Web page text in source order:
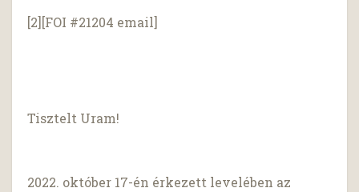
[2][FOI #21204 email]
Tisztelt Uram!
2022. október 17-én érkezett levelében az